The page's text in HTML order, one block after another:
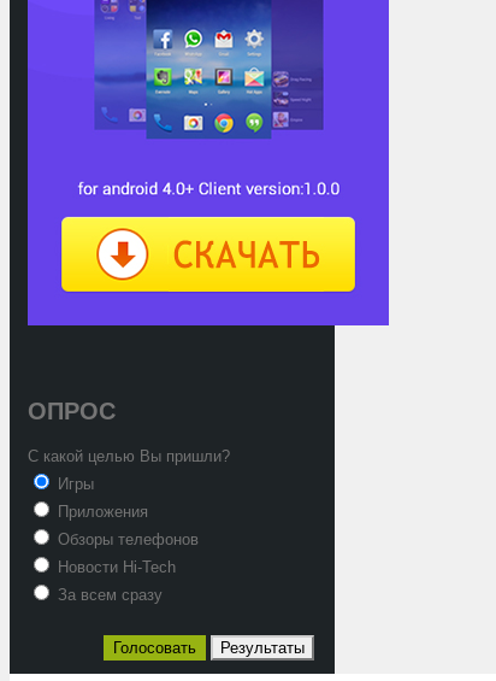
ОПРОС
С какой целью Вы пришли?
Игры
Приложения
Обзоры телефонов
Новости Hi-Tech
За всем сразу
Голосовать Результаты